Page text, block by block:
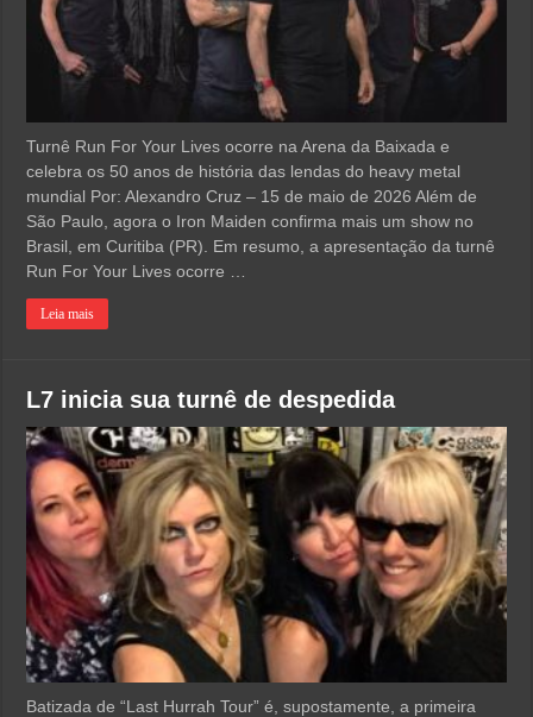
Turnê Run For Your Lives ocorre na Arena da Baixada e
celebra os 50 anos de história das lendas do heavy metal
mundial Por: Alexandro Cruz – 15 de maio de 2026 Além de
São Paulo, agora o Iron Maiden confirma mais um show no
Brasil, em Curitiba (PR). Em resumo, a apresentação da turnê
Run For Your Lives ocorre …
Leia mais
L7 inicia sua turnê de despedida
Batizada de “Last Hurrah Tour” é, supostamente, a primeira